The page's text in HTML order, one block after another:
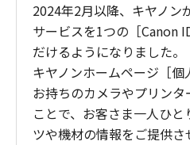
2024年2月以降、キヤノン
サービスを1つの［Canon
だけるようになりました。
キヤノンホームページ［個
お持ちのカメラやプリン
ことで、お客さま一人ひ
ツや機材の情報をご提供さ